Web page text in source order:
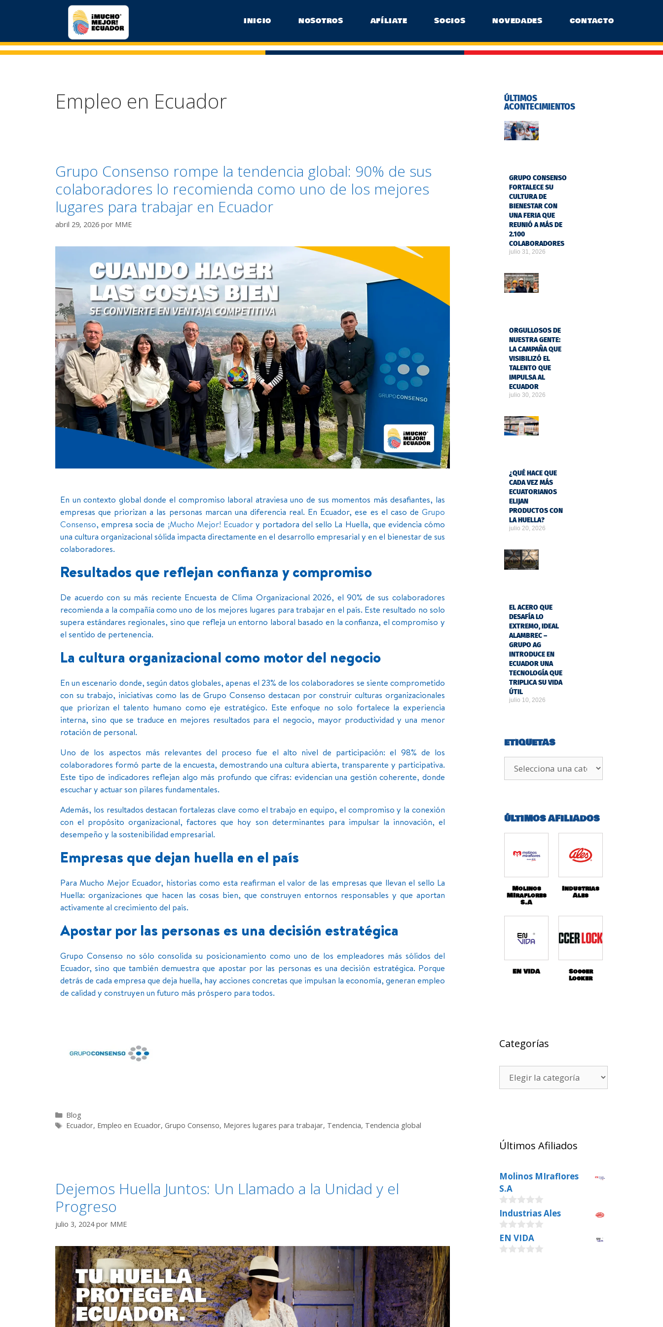
INICIO NOSOTROS AFÍLIATE SOCIOS NOVEDADES CONTACTO
Empleo en Ecuador
Grupo Consenso rompe la tendencia global: 90% de sus
colaboradores lo recomienda como uno de los mejores
lugares para trabajar en Ecuador
abril 29, 2026 por MME
En un contexto global donde el compromiso laboral atraviesa uno de sus momentos más desafiantes, las
empresas que priorizan a las personas marcan una diferencia real. En Ecuador, ese es el caso de Grupo
Consenso, empresa socia de ¡Mucho Mejor! Ecuadory portadora del sello La Huella, que evidencia cómo
una cultura organizacional sólida impacta directamente en el desarrollo empresarial y en el bienestar de sus
colaboradores.
Resultados que reflejan confianza y compromiso
De acuerdo con su más reciente Encuesta de Clima Organizacional 2026, el 90% de sus colaboradores
recomienda a la compañía como uno de los mejores lugares para trabajar en el país. Este resultado no solo
supera estándares regionales, sino que refleja un entorno laboral basado en la confianza, el compromiso y
el sentido de pertenencia.
La cultura organizacional como motor del negocio
En un escenario donde, según datos globales, apenas el 23% de los colaboradores se siente comprometido
con su trabajo, iniciativas como las de Grupo Consenso destacan por construir culturas organizacionales
que priorizan el talento humano como eje estratégico. Este enfoque no solo fortalece la experiencia
interna, sino que se traduce en mejores resultados para el negocio, mayor productividad y una menor
rotación de personal.
Uno de los aspectos más relevantes del proceso fue el alto nivel de participación: el 98% de los
colaboradores formó parte de la encuesta, demostrando una cultura abierta, transparente y participativa.
Este tipo de indicadores reflejan algo más profundo que cifras: evidencian una gestión coherente, donde
escuchar y actuar son pilares fundamentales.
Además, los resultados destacan fortalezas clave como el trabajo en equipo, el compromiso y la conexión
con el propósito organizacional, factores que hoy son determinantes para impulsar la innovación, el
desempeño y la sostenibilidad empresarial.
Empresas que dejan huella en el país
Para Mucho Mejor Ecuador, historias como esta reafirman el valor de las empresas que llevan el sello La
Huella: organizaciones que hacen las cosas bien, que construyen entornos responsables y que aportan
activamente al crecimiento del país.
Apostar por las personas es una decisión estratégica
Grupo Consenso no sólo consolida su posicionamiento como uno de los empleadores más sólidos del
Ecuador, sino que también demuestra que apostar por las personas es una decisión estratégica. Porque
detrás de cada empresa que deja huella, hay acciones concretas que impulsan la economía, generan empleo
de calidad y construyen un futuro más próspero para todos.
Blog
Ecuador, Empleo en Ecuador, Grupo Consenso, Mejores lugares para trabajar, Tendencia, Tendencia global
Dejemos Huella Juntos: Un Llamado a la Unidad y el
Progreso
julio 3, 2024 por MME
ÚLTIMOS
ACONTECIMIENTOS
GRUPO CONSENSO
FORTALECE SU
CULTURA DE
BIENESTAR CON
UNA FERIA QUE
REUNIÓ A MÁS DE
2.100
COLABORADORES
julio 31, 2026
ORGULLOSOS DE
NUESTRA GENTE:
LA CAMPAÑA QUE
VISIBILIZÓ EL
TALENTO QUE
IMPULSA AL
ECUADOR
julio 30, 2026
¿QUÉ HACE QUE
CADA VEZ MÁS
ECUATORIANOS
ELIJAN
PRODUCTOS CON
LA HUELLA?
julio 20, 2026
EL ACERO QUE
DESAFÍA LO
EXTREMO, IDEAL
ALAMBREC –
GRUPO AG
INTRODUCE EN
ECUADOR UNA
TECNOLOGÍA QUE
TRIPLICA SU VIDA
ÚTIL
julio 10, 2026
ETIQUETAS
ÚLTIMOS AFILIADOS
Molinos
MIraflores
S.A
Industrias
Ales
EN VIDA Soccer
Locker
Categorías
Últimos Afiliados
Molinos MIraflores
S.A
0
o
u
t
o
f
Industrias Ales
0
o
u
EN VIDA